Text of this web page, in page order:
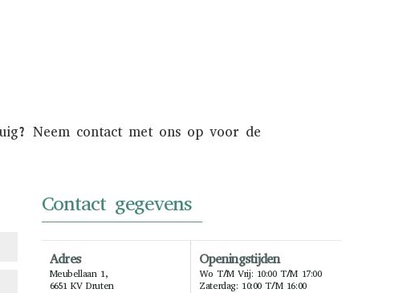
Neem contact met ons op voor de
Contact gegevens
Adres
Meubellaan 1,
6651 KV Druten
Openingstijden
Wo T/m Vrij: 10:00 T/m 17:00
Zaterdag: 10:00 T/m 16:00